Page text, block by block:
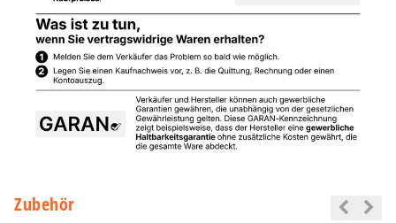
Zubehör